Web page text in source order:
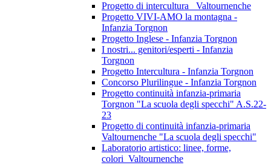
Progetto di intercultura_ Valtournenche
Progetto VIVI-AMO la montagna -
Infanzia Torgnon
Progetto Inglese - Infanzia Torgnon
I nostri... genitori/esperti - Infanzia
Torgnon
Progetto Intercultura - Infanzia Torgnon
Concorso Plurilingue - Infanzia Torgnon
Progetto continuità infanzia-primaria
Torgnon "La scuola degli specchi" A.S.22-
23
Progetto di continuità infanzia-primaria
Valtournenche "La scuola degli specchi"
Laboratorio artistico: linee, forme,
colori_Valtournenche